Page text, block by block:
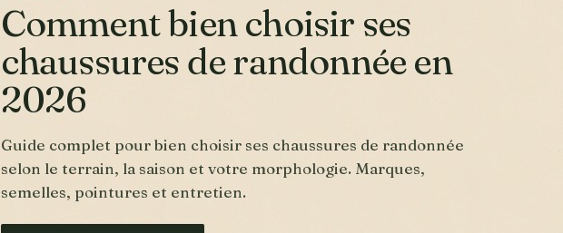
Comment bien choisir ses
chaussures de randonnée en
2026
Guide complet pour bien choisir ses chaussures de randonnée
selon le terrain, la saison et votre morphologie. Marques,
semelles, pointures et entretien.